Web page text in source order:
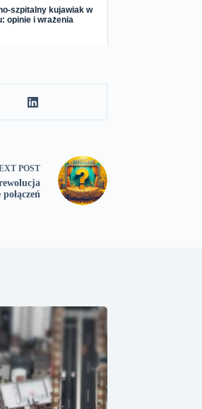
szpitalny kujawiak w
opinie i wrażenia
POST